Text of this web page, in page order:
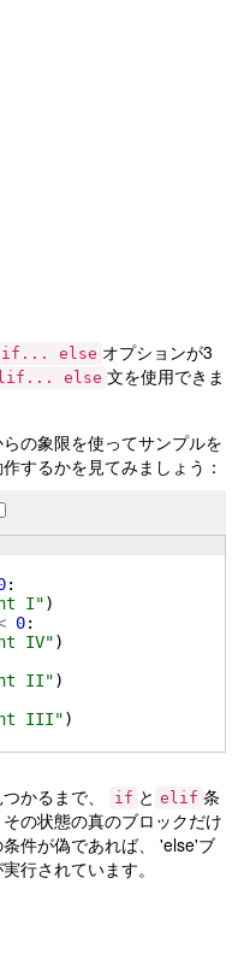
else オプションが3
else 文を使用できま
の象限を使ってサンプルを
するかを見てみましょう：
:
I")
0:
IV")
II")
III")
かるまで、 if と elif 条
の状態の真のブロックだけ
件が偽であれば、 'else'ブ
行されています。